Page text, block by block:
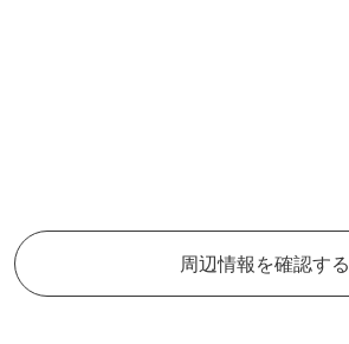
周辺情報を確認する